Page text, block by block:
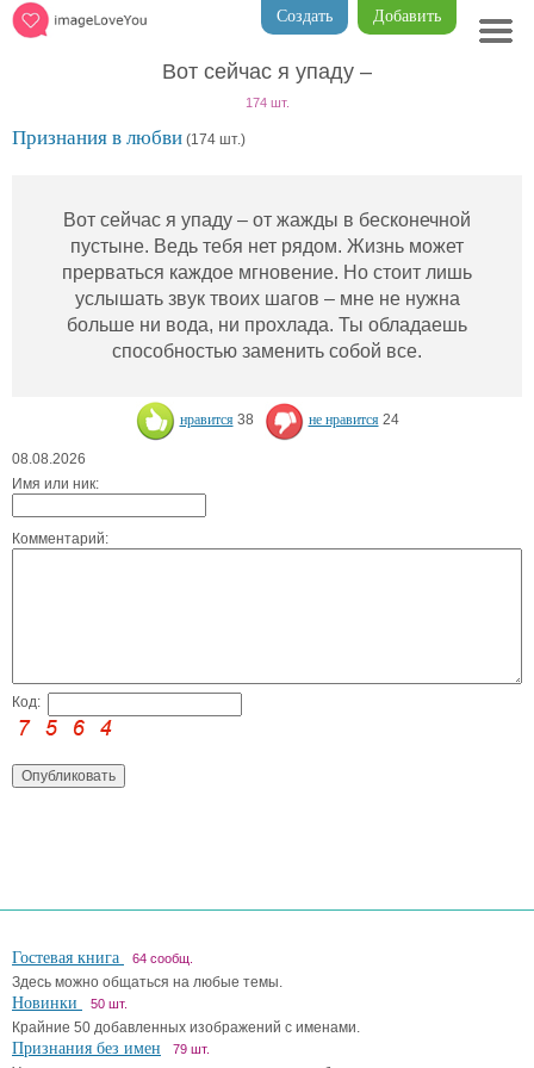
Добавить
Создать
Вот сейчас я упаду –
174 шт.
Признания в любви (174 шт.)
Вот сейчас я упаду – от жажды в бесконечной
пустыне. Ведь тебя нет рядом. Жизнь может
прерваться каждое мгновение. Но стоит лишь
услышать звук твоих шагов – мне не нужна
больше ни вода, ни прохлада. Ты обладаешь
способностью заменить собой все.
нравится 38 не нравится 24
08.08.2026
Имя или ник:
Комментарий:
Код:
Гостевая книга 64 сообщ.
Здесь можно общаться на любые темы.
Новинки 50 шт.
Крайние 50 добавленных изображений с именами.
Признания без имен 79 шт.